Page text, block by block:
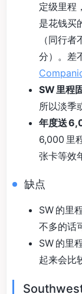
定级里程
是花钱买
（同行
分）。差
SW 里程
所以淡季
年度送
6,000 里
张卡等效
缺点
SW 的里
不多的话
SW 的里
起来会比